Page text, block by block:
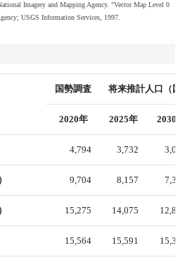
Imagery and Mapping Agency. "Vector Map Level 0
USGS Information Services, 1997.
国勢調査 将来推計人口（
2020年 2025年
4,794 3,732
9,704 8,157
15,275 14,075
15,564 15,591